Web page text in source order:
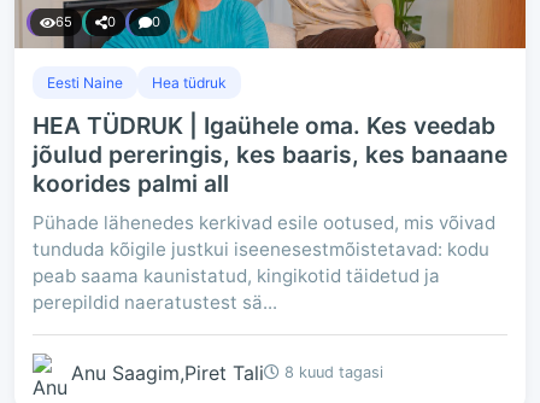
65 0 0
Eesti Naine Hea tüdruk
HEA TÜDRUK | Igaühele oma. Kes veedab
jõulud pereringis, kes baaris, kes banaane
koorides palmi all
Pühade lähenedes kerkivad esile ootused, mis võivad
tunduda kõigile justkui iseenesestmõistetavad: kodu
peab saama kaunistatud, kingikotid täidetud ja
perepildid naeratustest sä...
Anu Saagim,Piret Tali 8 kuud tagasi